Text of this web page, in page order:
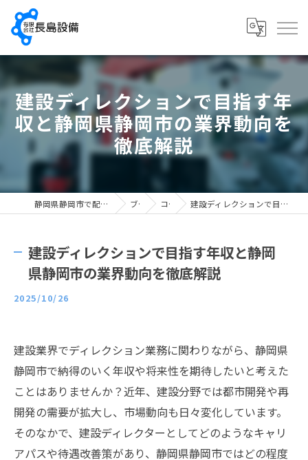
建設ディレクションで目指す年
収と静岡県静岡市の業界動向を
徹底解説
静岡県静岡市で配管工の求人なら有限会社長島設備 ブログ コラム 建設ディレクションで目指す年収と静岡県静岡市の業界動向を徹底解説
建設ディレクションで目指す年収と静岡
県静岡市の業界動向を徹底解説
2025/10/26
建設業界でディレクション業務に関わりながら、静岡県
静岡市で納得のいく年収や将来性を期待したいと考えた
ことはありませんか？近年、建設分野では都市開発や再
開発の需要が拡大し、市場動向も日々変化しています。
そのなかで、建設ディレクターとしてどのようなキャリ
アパスや待遇改善策があり、静岡県静岡市ではどの程度